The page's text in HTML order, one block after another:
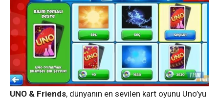
UNO & Friends, dünyanın en sevilen kart oyunu Uno’yu